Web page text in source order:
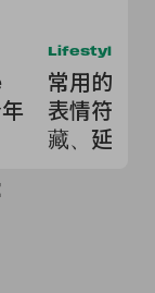
Lifestyle
常用的永
表情符號
藏、延伸